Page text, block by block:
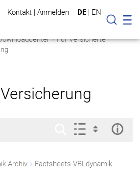
Kontakt | Anmelden DE | EN
Suche
Für Versicherte
Archiv Factsheets VBLdynamik